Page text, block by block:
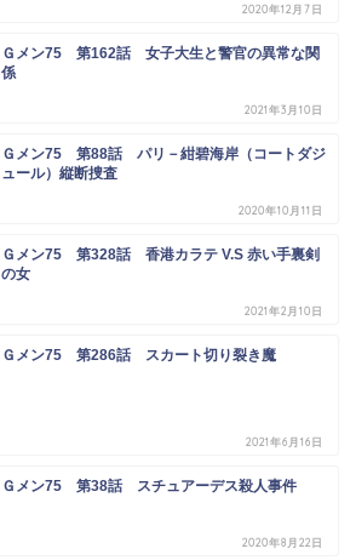
2020年12月7日
Ｇメン75 第162話 女子大生と警官の異常な関
係
2021年3月10日
Ｇメン75 第88話 パリ－紺碧海岸（コートダジ
ュール）縦断捜査
2020年10月11日
Ｇメン75 第328話 香港カラテ V.S 赤い手裏剣
の女
2021年2月10日
Ｇメン75 第286話 スカート切り裂き魔
2021年6月16日
Ｇメン75 第38話 スチュアーデス殺人事件
2020年8月22日